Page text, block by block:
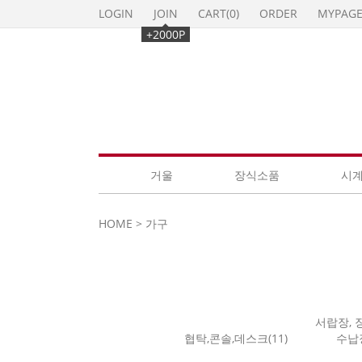
LOGIN
JOIN
+2000P
CART(0) ORDER MYPAGE
거울 장식소품 시
HOME > 가구
협탁,콘솔,데스크(11)
서랍장,
수납